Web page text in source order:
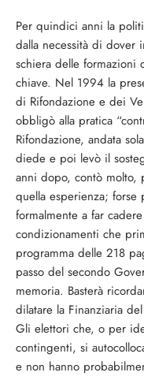
Per quindici anni la
dalla necessità di dover
schiera delle formazioni
chiave. Nel 1994 la
di Rifondazione e dei
obbligò alla pratica
Rifondazione, andata
diede e poi levò il
anni dopo, contò molto,
quella esperienza; forse
formalmente a far
condizionamenti che
programma delle 218
passo del secondo
memoria. Basterà
dilatare la Finanziaria
Gli elettori che, o per
contingenti, si
e non hanno